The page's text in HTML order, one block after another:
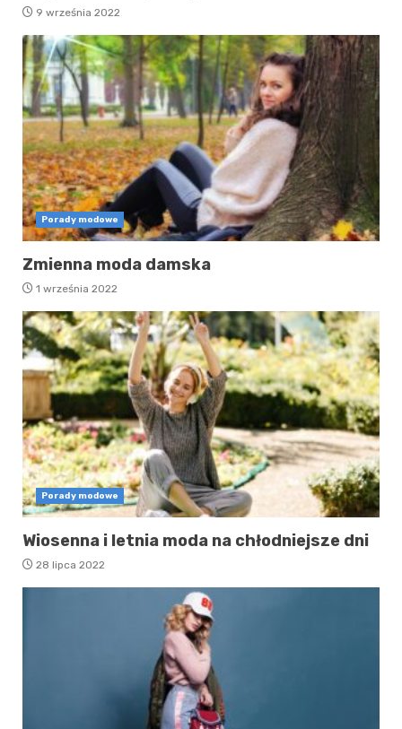
9 września 2022
Porady modowe
Zmienna moda damska
1 września 2022
Porady modowe
Wiosenna i letnia moda na chłodniejsze dni
28 lipca 2022